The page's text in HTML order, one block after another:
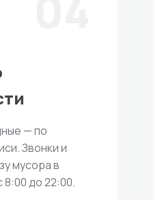
— по
Звонки и
мусора в
до 22:00.